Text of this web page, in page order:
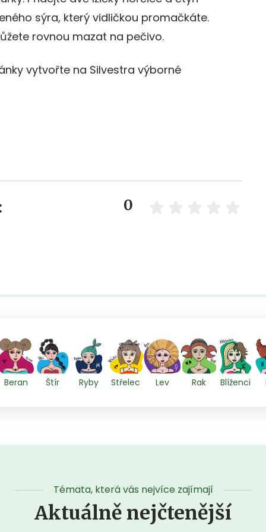
sýra, který vidličkou promačkáte.
rovnou mazat na pečivo.
vytvořte na Silvestra výborné
0
Beran Štír Ryby Střelec Lev Rak Blíženci
Témata, která vás nejvíce zajímají
Aktuálně nejčtenější